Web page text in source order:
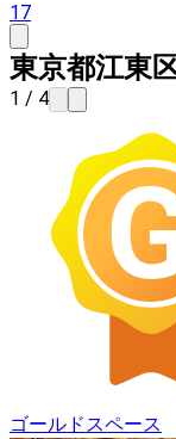
17
東京都江東
1 / 4
ゴールドスペース